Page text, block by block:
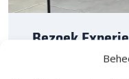
Bezoek